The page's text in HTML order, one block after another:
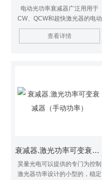
电动光功率衰减器广泛用用于
CW、QCW和超快激光器的电动
激光功率衰减器。采用了高损伤
阈值λ/2 波片和高对比度布鲁斯特
查看详情
衰减器.激光功率可变衰减器（手动功率）
昊量光电可以提供的专门为控制
激光器功率设计的小型的，稳定